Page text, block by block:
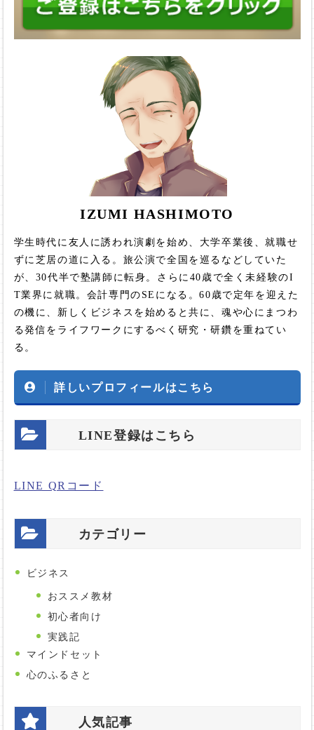
IZUMI HASHIMOTO
学生時代に友人に誘われ演劇を始め、大学卒業後、就職せ
ずに芝居の道に入る。旅公演で全国を巡るなどしていた
が、30代半で塾講師に転身。さらに40歳で全く未経験のI
T業界に就職。会計専門のSEになる。60歳で定年を迎えた
の機に、新しくビジネスを始めると共に、魂や心にまつわ
る発信をライフワークにするべく研究・研鑽を重ねてい
る。
詳しいプロフィールはこちら
LINE登録はこちら
LINE QRコード
カテゴリー
ビジネス
おススメ教材
初心者向け
実践記
マインドセット
心のふるさと
人気記事